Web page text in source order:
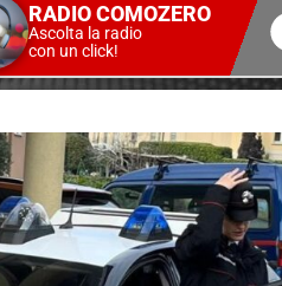
RADIO COMOZERO
Ascolta la radio
con un click!